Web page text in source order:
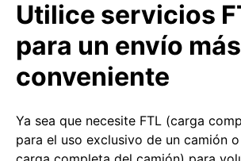
Utilice servicios
para un envío más
conveniente
Ya sea que necesite FTL (carga
para el uso exclusivo de un camión